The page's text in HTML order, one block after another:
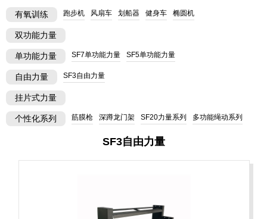
有氧训练 跑步机 风扇车 划船器 健身车 椭圆机
双功能力量
单功能力量 SF7单功能力量 SF5单功能力量
自由力量 SF3自由力量
挂片式力量
个性化系列 筋膜枪 深蹲龙门架 SF20力量系列 多功能绳动系列
SF3自由力量